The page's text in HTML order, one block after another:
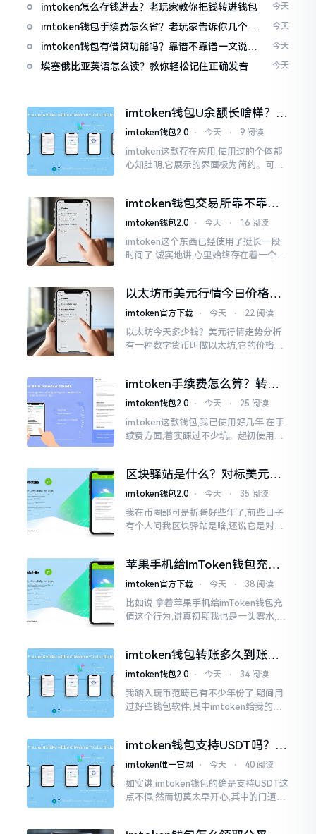
imtoken怎么存钱进去？老玩家教你把钱转进钱包 今天
imtoken钱包手续费怎么省？老玩家告诉你几个实
在招
今天
imtoken钱包有借贷功能吗？靠谱不靠谱一文说清
楚
今天
埃塞俄比亚英语怎么读？教你轻松记住正确发音 今天
imtoken钱包U余额长啥样？截
图这样看
imtoken钱包2.0 ⋅ 今天 ⋅ 9 阅读
imtoken这款存在应用,使用过的个体都
心知肚明,它展示的界面极为简约。可是,
imtoken钱包交易所靠不靠
谱？老玩家说说心里话
imtoken钱包2.0 ⋅ 今天 ⋅ 16 阅读
imtoken这个东西已经使用了挺长一段
时间了,诚实地讲,心里始终存在着一个疙
这个事情
以太坊币美元行情今日价格走
势分析，散户如何避免追涨杀
imtoken官方下载 ⋅ 今天 ⋅ 22 阅读
以太坊今天多少钱？美元行情走势分析
有一种数字货币叫做以太坊,它的价格走
率出现的一点点波动
imtoken手续费怎么算？转账
和交易所差别大了
imtoken钱包2.0 ⋅ 今天 ⋅ 25 阅读
imtoken这款钱包,我已使用好几年,在手
续费方面,着实踩过不少坑。起初使用时,
明白
区块驿站是什么？对标美元的
ETH到底咋回事
imtoken钱包2.0 ⋅ 今天 ⋅ 35 阅读
我在币圈那可是折腾好些年了,前些日子
有个人问我区块驿站是啥,还说它是对标
找了些资料
苹果手机给imToken钱包充
值，这几步别搞错
imtoken官方下载 ⋅ 今天 ⋅ 38 阅读
比如说,拿着苹果手机给imToken钱包充
值这个行为,讲真初期我也是一头雾水,搞
imtoken钱包转账多久到账？
一文说清楚
imtoken钱包2.0 ⋅ 今天 ⋅ 34 阅读
我踏入玩币范畴已有不少年份了,期间用
过好些钱包软件,其中imtoken给我的整
imtoken钱包支持USDT吗？转
账提现全攻略
imtoken唯一官网 ⋅ 今天 ⋅ 40 阅读
如实讲,imtoken钱包的确是支持USDT这
点不假,然而切莫太早开心,其中的门道是